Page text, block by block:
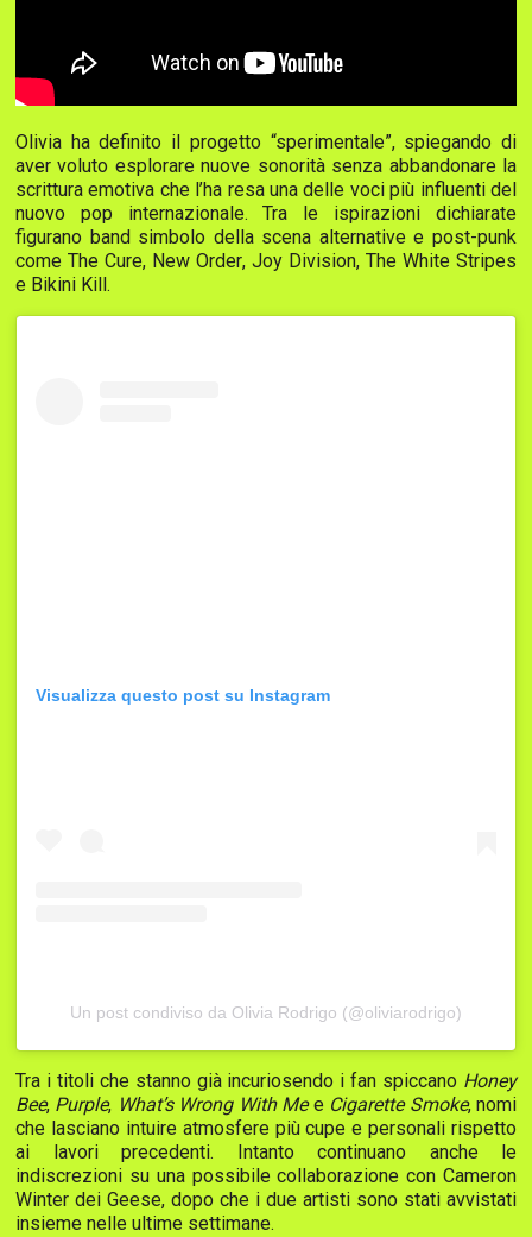
Olivia ha definito il progetto “sperimentale”, spiegando di
aver voluto esplorare nuove sonorità senza abbandonare la
scrittura emotiva che l’ha resa una delle voci più influenti del
nuovo pop internazionale. Tra le ispirazioni dichiarate
figurano band simbolo della scena alternative e post-punk
comeThe Cure, New Order, Joy Division, The White Stripes
e Bikini Kill .
Visualizza questo post su Instagram
Un post condiviso da Olivia Rodrigo (@oliviarodrigo)
Tra i titoli che stanno già incuriosendo i fan spiccano Honey
Bee, Purple, What’s Wrong With Mee Cigarette Smoke, nomi
che lasciano intuire atmosfere più cupe e personali rispetto
ai lavori precedenti. Intanto continuano anche le
indiscrezioni su una possibile collaborazione con Cameron
Winter dei Geese, dopo che i due artisti sono stati avvistati
insieme nelle ultime settimane.